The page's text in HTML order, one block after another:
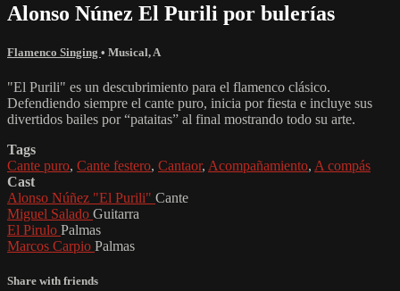
Alonso Núnez El Purili por bulerías
Flamenco Singing • Musical, A
"El Purili" es un descubrimiento para el flamenco clásico.
Defendiendo siempre el cante puro, inicia por fiesta e incluye sus
divertidos bailes por “pataitas” al final mostrando todo su arte.
Tags
Cante puro, Cante festero, Cantaor, Acompañamiento, A compás
Cast
Alonso Núñez "El Purili" Cante
Miguel Salado Guitarra
El Pirulo Palmas
Marcos Carpio Palmas
Share with friends